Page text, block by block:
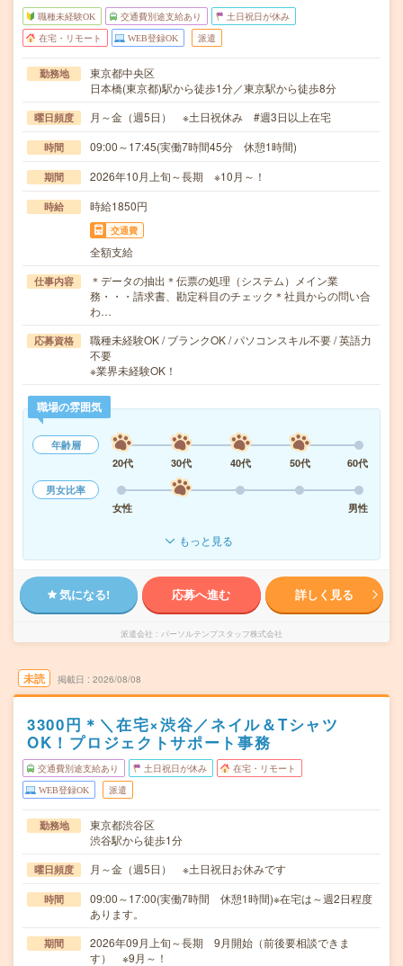
職種未経験OK 交通費別途支給あり 土日祝日が休み
在宅・リモート WEB登録OK 派遣
勤務地
東京都中央区
日本橋(東京都)駅から徒歩1分／東京駅から徒歩8分
曜日頻度 月～金（週5日） ※土日祝休み #週3日以上在宅
時間 09:00～17:45(実働7時間45分 休憩1時間)
期間 2026年10月上旬～長期 ※10月～！
時給 時給1850円
交通費
全額支給
仕事内容
＊データの抽出＊伝票の処理（システム）メイン業
務・・・請求書、勘定科目のチェック＊社員からの問い合
わ…
応募資格
職種未経験OK / ブランクOK / パソコンスキル不要 / 英語力
不要
※業界未経験OK！
職場の雰囲気
年齢層
20代
30代 40代 50代
60代
男女比率
女性
男性
もっと見る
気になる! 応募へ進む 詳しく見る
派遣会社 パーソルテンプスタッフ株式会社
未読 掲載日 2026/08/08
3300円＊＼在宅×渋谷／ネイル＆Tシャツ
OK！プロジェクトサポート事務
交通費別途支給あり 土日祝日が休み 在宅・リモート
WEB登録OK 派遣
勤務地
東京都渋谷区
渋谷駅から徒歩1分
曜日頻度 月～金（週5日） ※土日祝日お休みです
時間
09:00～17:00(実働7時間 休憩1時間)※在宅は～週2日程度
あります。
期間
2026年09月上旬～長期 9月開始（前後要相談できま
す） ※9月～！